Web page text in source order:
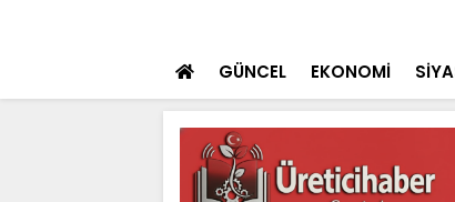
GÜNCEL EKONOMİ